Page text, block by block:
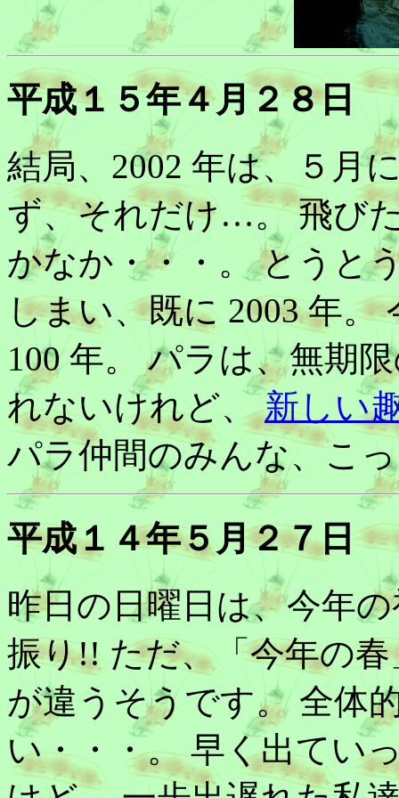
平成１５年４月２８日
結局、2002 年は、５月
ず、それだけ…。 飛び
かなか・・・。 とうと
しまい、既に 2003 年
100 年。 パラは、無期
れないけれど、新しい
パラ仲間のみんな、こ
平成１４年５月２７日
昨日の日曜日は、今年
振り!! ただ、「今年の
が違うそうです。 全体
い・・・。 早く出てい